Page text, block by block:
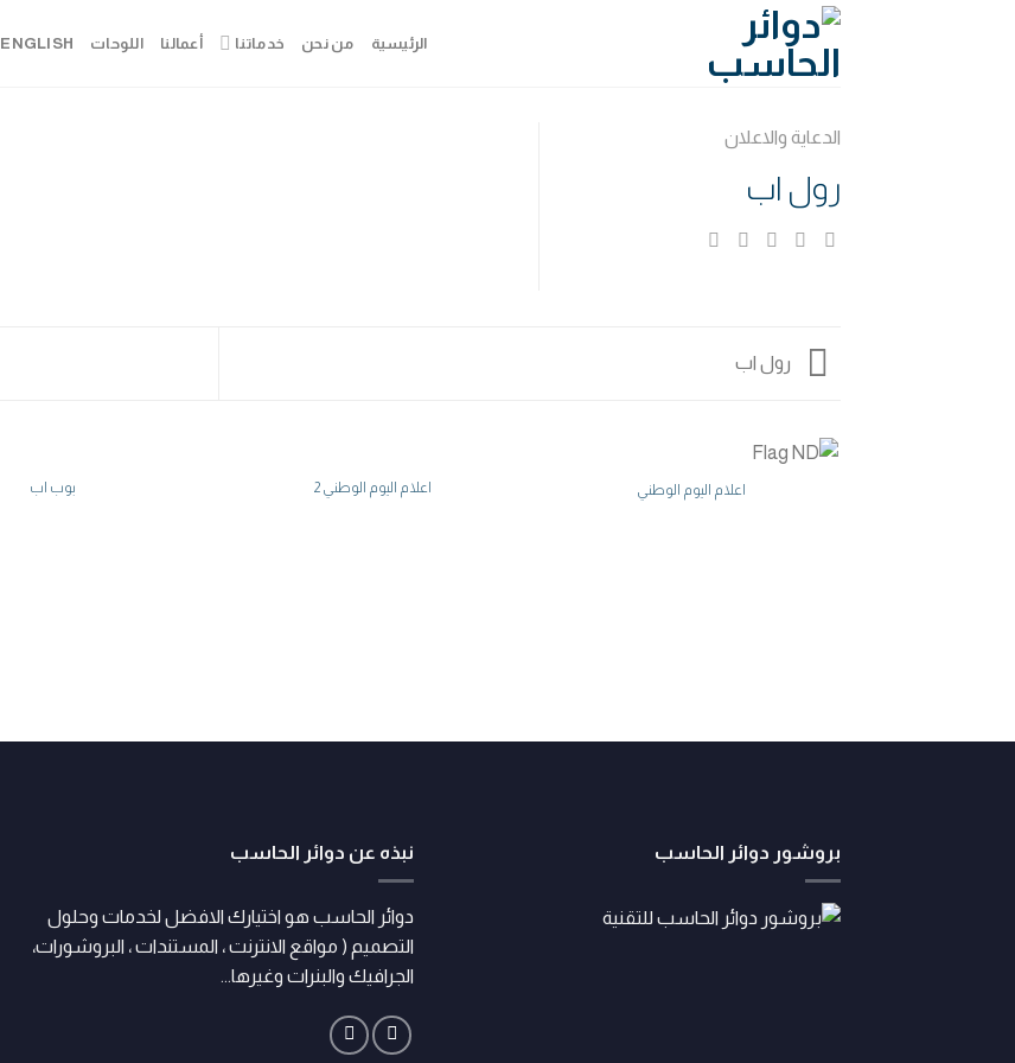
الرئيسية من نحن خدماتنا أعمالنا اللوحات ENGLISH
الدعاية والاعلان
رول اب
رول اب
اعلام اليوم الوطني اعلام اليوم الوطني 2 بوب اب
بروشور دوائر الحاسب نبذه عن دوائر الحاسب
دوائر الحاسب هو اختيارك الافضل لخدمات وحلول
التصميم ( مواقع الانترنت ، المستندات ، البروشورات،
الجرافيك والبنرات وغيرها...